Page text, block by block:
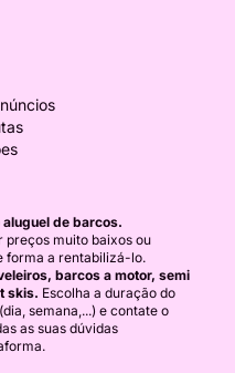
aluguel de barcos.
preços muito baixos ou
forma a rentabilizá-lo.
barcos a motor, semi
skis. Escolha a duração do
semana,...) e contate o
as suas dúvidas